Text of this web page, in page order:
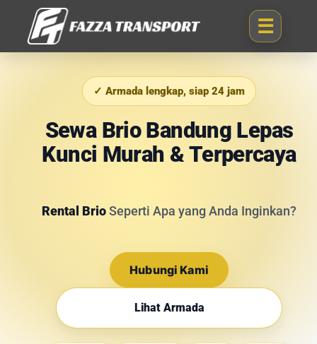
✓ Armada lengkap, siap 24 jam
Sewa Brio Bandung Lepas
Kunci Murah & Terpercaya
Rental BrioSeperti Apa yang Anda Inginkan?
Hubungi Kami
Lihat Armada